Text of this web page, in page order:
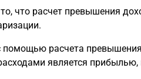
что расчет превышения
расчета
является прибылью,